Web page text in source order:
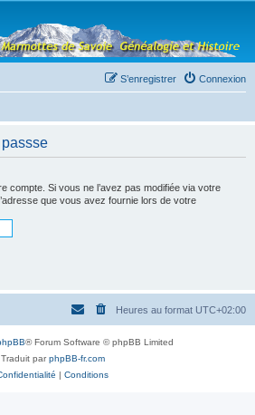
Connexion
S’enregistrer
compte. Si vous ne l’avez pas modifiée via votre
que vous avez fournie lors de votre
Heures au format UTC+02:00
® Forum Software © phpBB Limited
Traduit parphpBB-fr.com
Conditions